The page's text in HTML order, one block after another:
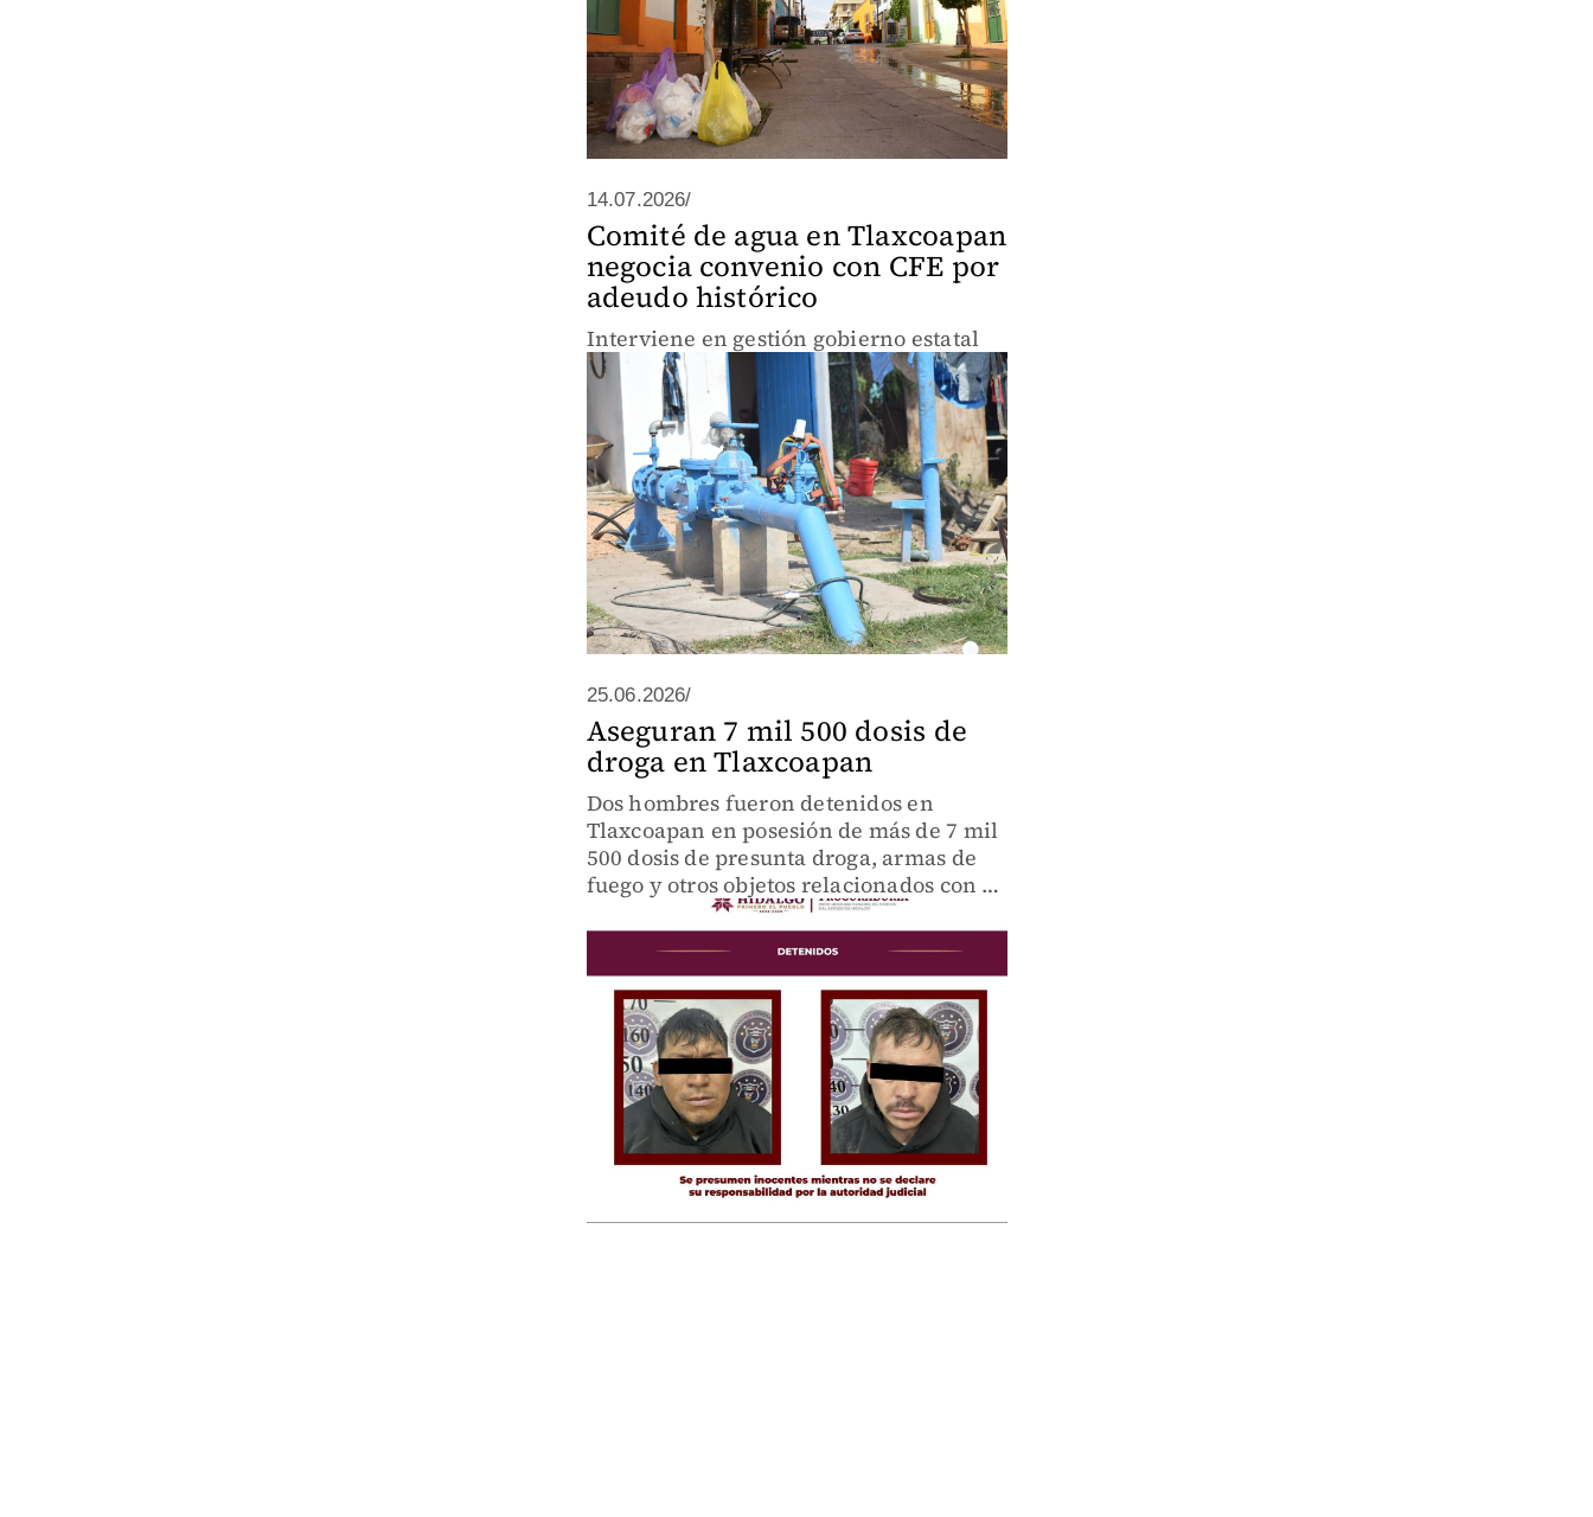
14.07.2026/
Comité de agua en Tlaxcoapan
negocia convenio con CFE por
adeudo histórico
Interviene en gestión gobierno estatal
25.06.2026/
Aseguran 7 mil 500 dosis de
droga en Tlaxcoapan
Dos hombres fueron detenidos en
Tlaxcoapan en posesión de más de 7 mil
500 dosis de presunta droga, armas de
fuego y otros objetos relacionados con la
posible distribución de narcóticos